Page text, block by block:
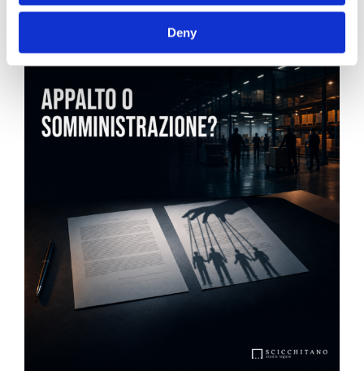
Deny